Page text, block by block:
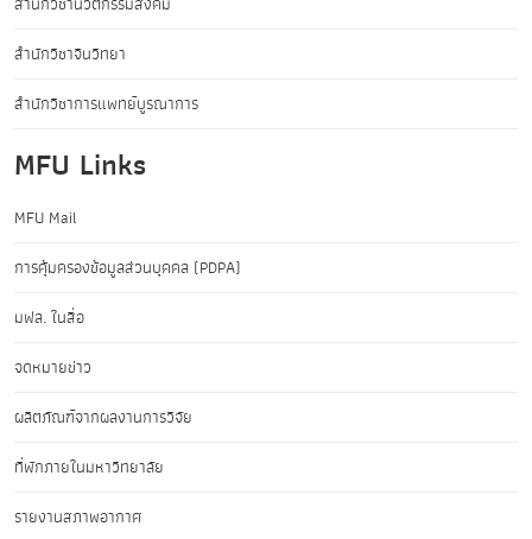
สำนักวิชาจีนวิทยา
สำนักวิชาการแพทย์บูรณาการ
MFU Links
MFU Mail
การคุ้มครองข้อมูลส่วนบุคคล (PDPA)
มฟล. ในสื่อ
จดหมายข่าว
ผลิตภัณฑ์จากผลงานการวิจัย
ที่พักภายในมหาวิทยาลัย
รายงานสภาพอากาศ